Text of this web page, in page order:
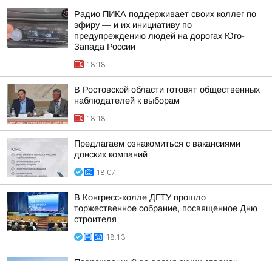
Радио ПИКА поддерживает своих коллег по
эфиру — и их инициативу по
предупреждению людей на дорогах Юго-
Запада России
18:18
В Ростовской области готовят общественных
наблюдателей к выборам
18:18
Предлагаем ознакомиться с вакансиями
донских компаний
18:07
В Конгресс-холле ДГТУ прошло
торжественное собрание, посвященное Дню
строителя
18:13